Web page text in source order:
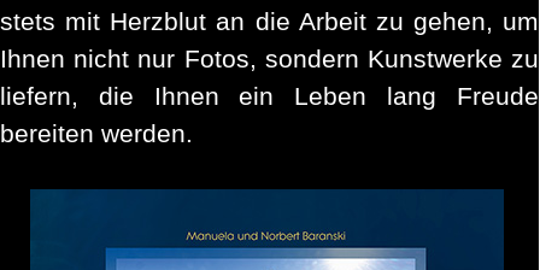
stets mit Herzblut an die Arbeit zu gehen, um
Ihnen nicht nur Fotos, sondern Kunstwerke zu
liefern, die Ihnen ein Leben lang Freude
bereiten werden.